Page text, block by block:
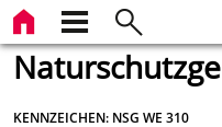
KENNZEICHEN: NSG WE 310